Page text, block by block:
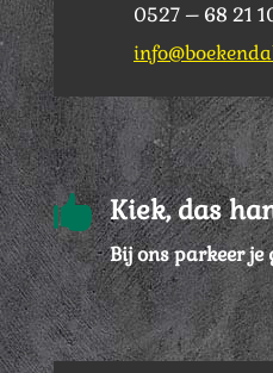
0527 – 68 21
 Kiek, das
Bij ons parkeer